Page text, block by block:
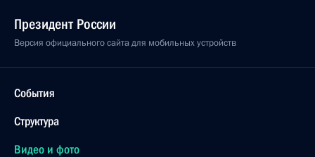
Президент России
Версия официального сайта для мобильных устройств
События
Структура
Видео и фото